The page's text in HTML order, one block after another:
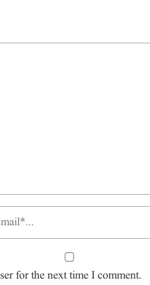
for the next time I comment.